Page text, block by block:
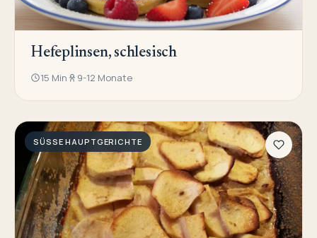
Hefeplinsen, schlesisch
15 Min 9-12 Monate
SÜSSE HAUPTGERICHTE